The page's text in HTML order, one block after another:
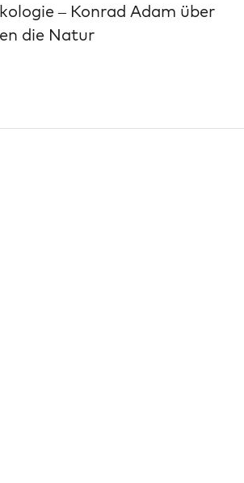
– Konrad Adam über
die Natur